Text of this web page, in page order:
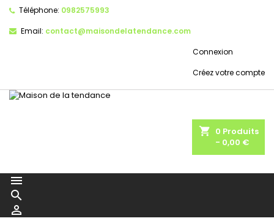
Téléphone: 0982575993
Email: contact@maisondelatendance.com
Connexion
Créez votre compte
shopping_cart 0 Produits
- 0,00 €


